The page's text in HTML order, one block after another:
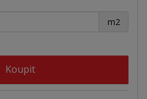
m2
+ -
Koupit